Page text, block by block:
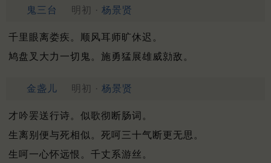
鬼三台 明初 · 杨景贤
千里眼离娄疾。顺风耳师旷休迟。
鸠盘叉大力一切鬼。施勇猛展雄威勍敌。
金盏儿 明初 · 杨景贤
才吟罢送行诗。似歌彻断肠词。
生离别便与死相似。死呵三十气断更无思。
生呵一心怀远恨。千丈系游丝。